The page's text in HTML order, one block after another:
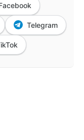
Telegram